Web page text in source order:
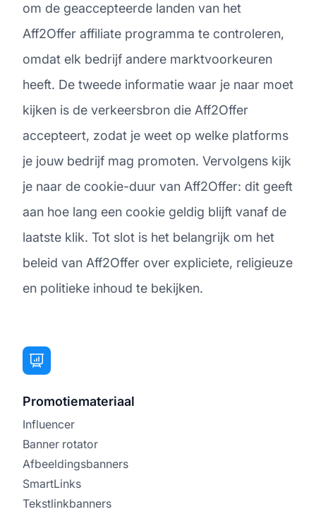
om de geaccepteerde landen van het
Aff2Offer affiliate programma te controleren,
omdat elk bedrijf andere marktvoorkeuren
heeft. De tweede informatie waar je naar moet
kijken is de verkeersbron die Aff2Offer
accepteert, zodat je weet op welke platforms
je jouw bedrijf mag promoten. Vervolgens kijk
je naar de cookie-duur van Aff2Offer: dit geeft
aan hoe lang een cookie geldig blijft vanaf de
laatste klik. Tot slot is het belangrijk om het
beleid van Aff2Offer over expliciete, religieuze
en politieke inhoud te bekijken.
Promotiemateriaal
Influencer
Banner rotator
Afbeeldingsbanners
SmartLinks
Tekstlinkbanners